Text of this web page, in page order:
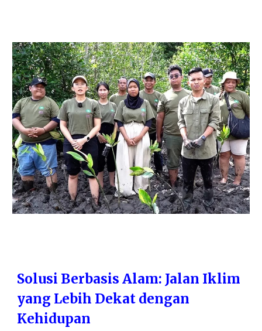
Solusi Berbasis Alam: Jalan Iklim
yang Lebih Dekat dengan
Kehidupan